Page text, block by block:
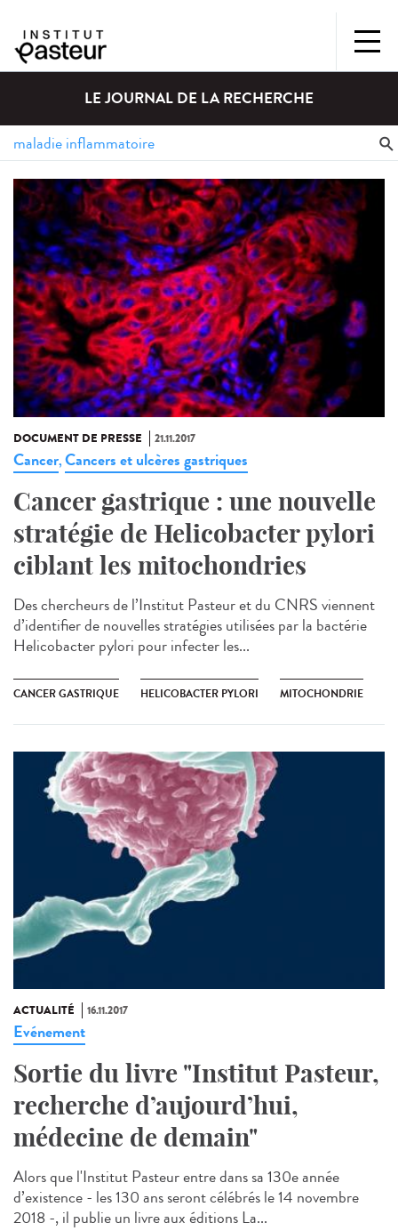
LE JOURNAL DE LA RECHERCHE
DOCUMENT DE PRESSE 21.11.2017
Cancer,Cancers et ulcères gastriques
Cancer gastrique : une nouvelle
stratégie de Helicobacter pylori
ciblant les mitochondries
Des chercheurs de l’Institut Pasteur et du CNRS viennent
d’identifier de nouvelles stratégies utilisées par la bactérie
Helicobacter pylori pour infecter les...
CANCER GASTRIQUE HELICOBACTER PYLORI MITOCHONDRIE
ACTUALITÉ 16.11.2017
Evénement
Sortie du livre "Institut Pasteur,
recherche d’aujourd’hui,
médecine de demain"
Alors que l'Institut Pasteur entre dans sa 130e année
d’existence - les 130 ans seront célébrés le 14 novembre
2018 -, il publie un livre aux éditions La...